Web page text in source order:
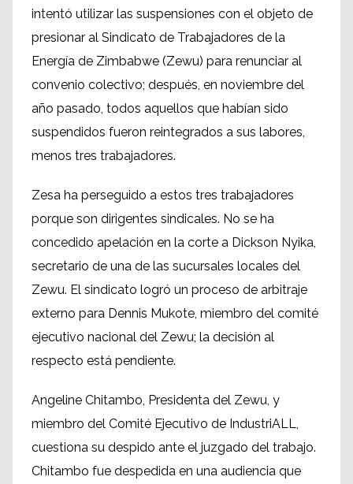
intentó utilizar las suspensiones con el objeto de
presionar al Sindicato de Trabajadores de la
Energía de Zimbabwe (Zewu) para renunciar al
convenio colectivo; después, en noviembre del
año pasado, todos aquellos que habían sido
suspendidos fueron reintegrados a sus labores,
menos tres trabajadores.
Zesa ha perseguido a estos tres trabajadores
porque son dirigentes sindicales. No se ha
concedido apelación en la corte a Dickson Nyika,
secretario de una de las sucursales locales del
Zewu. El sindicato logró un proceso de arbitraje
externo para Dennis Mukote, miembro del comité
ejecutivo nacional del Zewu; la decisión al
respecto está pendiente.
Angeline Chitambo, Presidenta del Zewu, y
miembro del Comité Ejecutivo de IndustriALL,
cuestiona su despido ante el juzgado del trabajo.
Chitambo fue despedida en una audiencia que